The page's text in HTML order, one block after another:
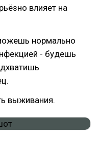
влияет на
нормально
- будешь
выживания.